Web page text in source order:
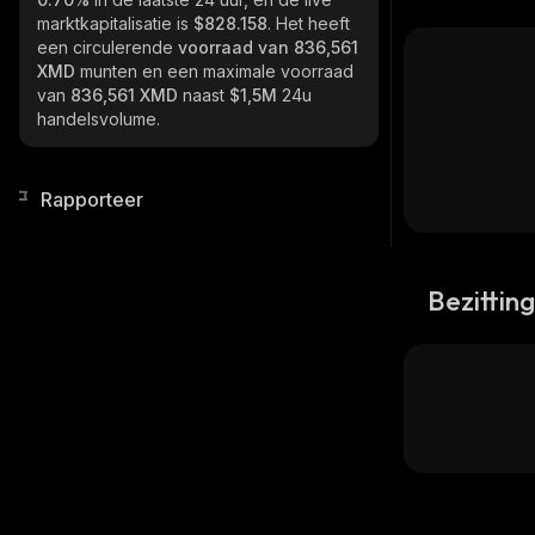
marktkapitalisatie is $828.158. Het heeft
een circulerende voorraad van 836,561
XMD munten en een maximale voorraad
van 836,561 XMD naast $1,5M 24u
handelsvolume.
Rapporteer